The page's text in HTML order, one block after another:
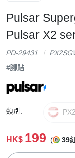
Pulsar
Pulsar X2
PD-29431
#腳貼
類別:
HK$ 199 ( 39